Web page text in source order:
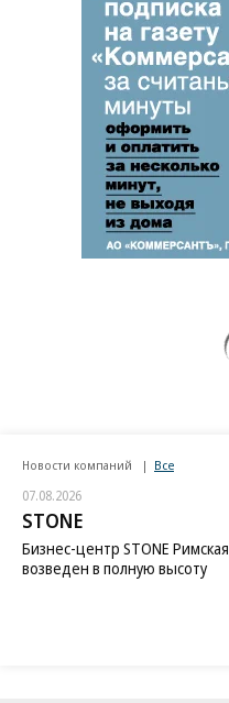
Новости компаний Все
07.08.2026
STONE
Бизнес-центр STONE Римская
возведен в полную высоту